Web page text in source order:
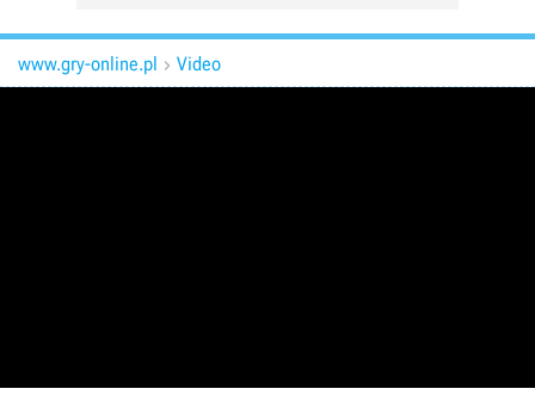
www.gry-online.pl  Video